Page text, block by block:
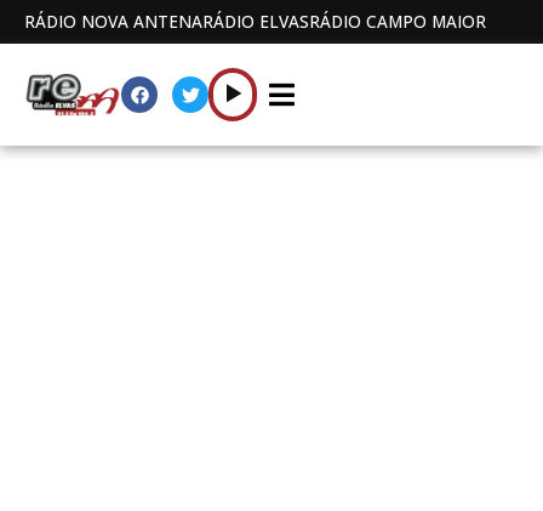
RÁDIO NOVA ANTENARÁDIO ELVASRÁDIO CAMPO MAIOR